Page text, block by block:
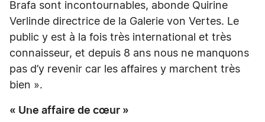
Brafa sont incontournables, abonde Quirine
Verlinde directrice de la Galerie von Vertes. Le
public y est à la fois très international et très
connaisseur, et depuis 8 ans nous ne manquons
pas d’y revenir car les affaires y marchent très
bien ».
« Une affaire de cœur »